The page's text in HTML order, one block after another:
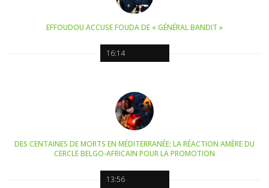
16:14
EFFOUDOU ACCUSE FOUDA DE « GÉNÉRAL BANDIT »
13:56
DES CENTAINES DE MORTS EN MÉDITERRANÉE: LA RÉACTION AMÈRE DU
CERCLE BELGO-AFRICAIN POUR LA PROMOTION